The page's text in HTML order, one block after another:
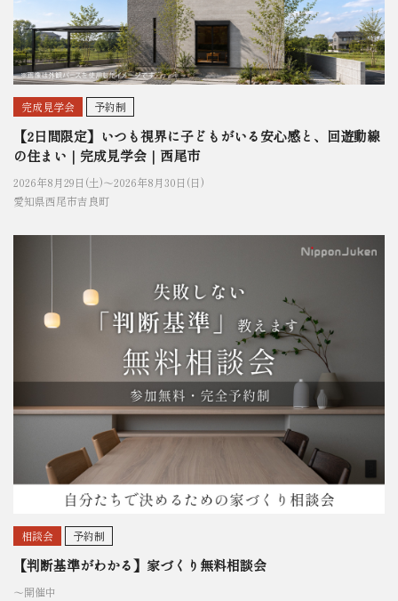
完成見学会 予約制
【2日間限定】いつも視界に子どもがいる安心感と、回遊動線
の住まい｜完成見学会｜西尾市
2026年8月29日(土)〜2026年8月30日(日)
愛知県西尾市吉良町
相談会 予約制
【判断基準がわかる】家づくり無料相談会
〜開催中